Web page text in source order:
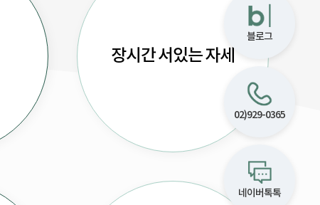
장시간 서있는 자세
블로그
02)929-0365
네이버톡톡